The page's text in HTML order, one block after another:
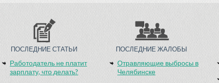
ПОСЛЕДНИЕ СТАТЬИ
Работодатель не платит
зарплату, что делать?
ПОСЛЕДНИЕ ЖАЛОБЫ
Отравляющие выбросы в
Челябинске